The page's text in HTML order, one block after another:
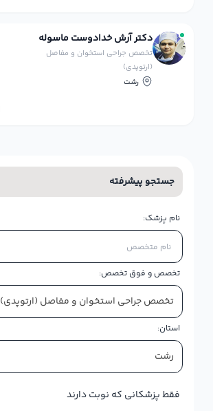
دکتر آرش خدادوست ماسوله
تخصص جراحی استخوان و مفاصل
(ارتوپدی)
رشت
جستجو پیشرفته
نام پزشک:
تخصص و فوق تخصص:
تخصص جراحی استخوان و مفاصل (ارتوپدی)
استان:
رشت
فقط پزشکانی که نوبت دارند